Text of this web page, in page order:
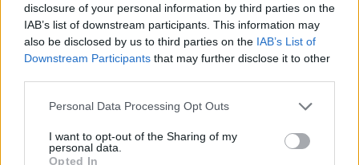
disclosure of your personal information by third parties on the
IAB’s list of downstream participants. This information may
also be disclosed by us to third parties on the IAB’s List of
Downstream Participants that may further disclose it to other
Please note that this website/app uses one or more Google
not limited to your visit or usage behaviour. You may click to
grant or deny consent to Google and its third-party tags to
Personal Data Processing Opt Outs
I want to opt-out of the Sharing of my
personal data.
Opted In
Grazie a investimenti per oltre 80 miliardi di HUF negli ultimi
tre anni, la soddisfazione dei passeggeri all’aeroporto
internazionale Ferenc Liszt è in costante aumento Nei risultati
delle indagini trimestrali ASQ (qualità del servizio
trimestre del 2021 ha superato tutti i valori precedenti, e
livello complessivo di soddisfazione dei passeggeri è ancora
superiore del 7,5% rispetto al risultato misurato nello stesso
periodo dell’anno record dei passeggeri, il 2019. si registra